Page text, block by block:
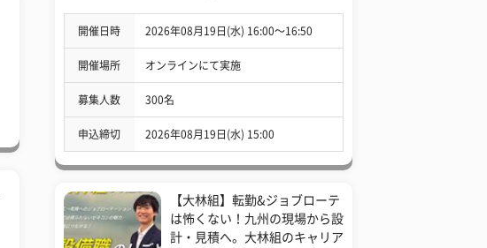
開催日時 2026年08月19日(水) 16:00〜16:50
開催場所 オンラインにて実施
募集人数 300名
申込締切 2026年08月19日(水) 15:00
【大林組】転勤&ジョブローテ
は怖くない！九州の現場から設
計・見積へ。大林組のキャリア